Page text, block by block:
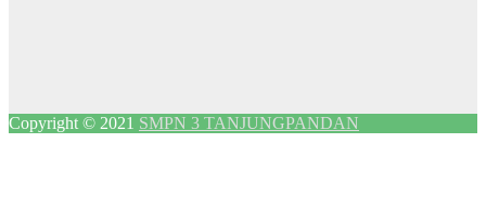
Copyright © 2021 SMPN 3 TANJUNGPANDAN